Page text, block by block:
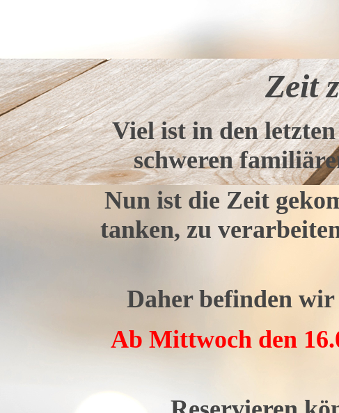
Zeit
Viel ist in den
schweren
Nun ist die Zeit
tanken, zu
Daher befinden wir
Ab Mittwoch den